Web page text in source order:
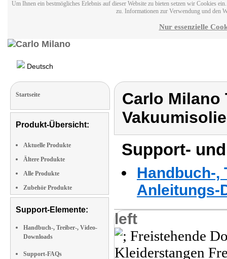
Um Ihnen ein bestmögliches Erlebnis auf dieser Website zu bieten setzen wir Cookies
zu. Informationen zur Verwendung und den
Nur essenzielle
Deutsch
Startseite
Produkt-Übersicht:
Aktuelle Produkte
Ältere Produkte
Alle Produkte
Zubehör Produkte
Support-Elemente:
Handbuch-, Treiber-, Video-
Downloads
Support-FAQs
Carlo
Support-
Handbuch-,
Anleitungs-
left